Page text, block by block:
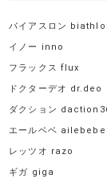
バイアスロン
イノー inno
フラックス flux
ドクターデオ dr.deo
ダクション
エールベベ ailebebe
レッツオ razo
ギガ giga